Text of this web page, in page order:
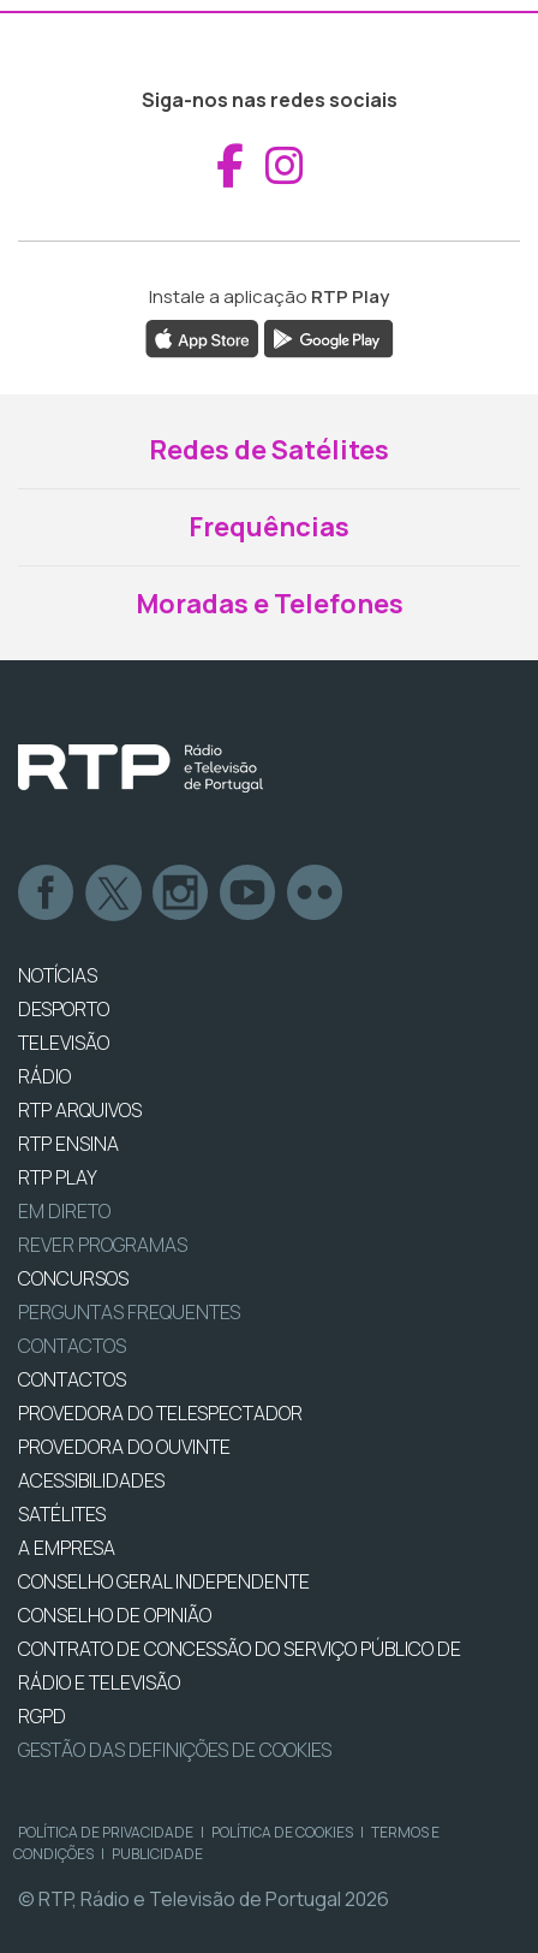
Siga-nos nas redes sociais
Aceder ao
Instale a aplicação RTP Play
Redes de Satélites
Frequências
Moradas e Telefones
NOTÍCIAS
DESPORTO
TELEVISÃO
RÁDIO
RTP ARQUIVOS
RTP ENSINA
RTP PLAY
EM DIRETO
REVER PROGRAMAS
CONCURSOS
PERGUNTAS FREQUENTES
CONTACTOS
CONTACTOS
PROVEDORA DO TELESPECTADOR
PROVEDORA DO OUVINTE
ACESSIBILIDADES
SATÉLITES
A EMPRESA
CONSELHO GERAL INDEPENDENTE
CONSELHO DE OPINIÃO
CONTRATO DE CONCESSÃO DO SERVIÇO PÚBLICO DE
RÁDIO E TELEVISÃO
RGPD
GESTÃO DAS DEFINIÇÕES DE COOKIES
POLÍTICA DE PRIVACIDADE | POLÍTICA DE COOKIES | TERMOS E
CONDIÇÕES | PUBLICIDADE
© RTP, Rádio e Televisão de Portugal 2026